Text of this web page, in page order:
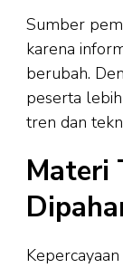
Sumber
karena
berubah.
peserta
tren dan
Materi